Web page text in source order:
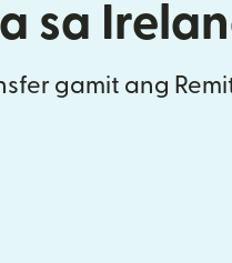
sa
gamit ang